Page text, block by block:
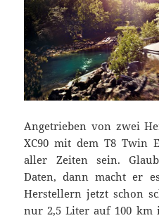
Angetrieben von zwei
XC90 mit dem T8 Twin
aller Zeiten sein.
Daten, dann macht er
Herstellern jetzt schon
nur 2,5 Liter auf 100 km